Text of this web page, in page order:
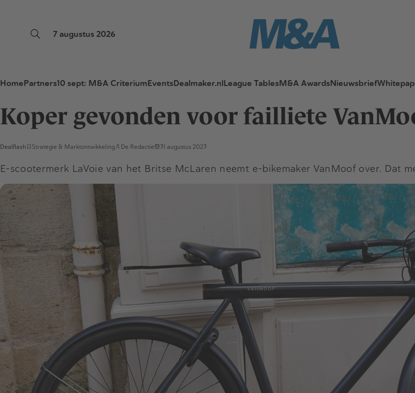
7 augustus 2026
HomePartners10 sept: M&A CriteriumEventsDealmaker.nlLeague TablesM&A AwardsNieuwsbrief
Koper gevonden voor failliete
Dealflash Strategie & Marktontwikkeling De Redactie 31 augustus 2023
E-scootermerk LaVoie van het Britse McLaren neemt e-bikemaker VanMoof over. Dat